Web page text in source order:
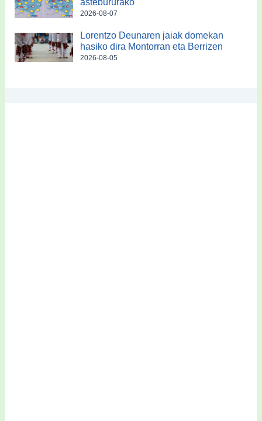
2026-08-07
Lorentzo Deunaren jaiak domekan
hasiko dira Montorran eta Berrizen
2026-08-05